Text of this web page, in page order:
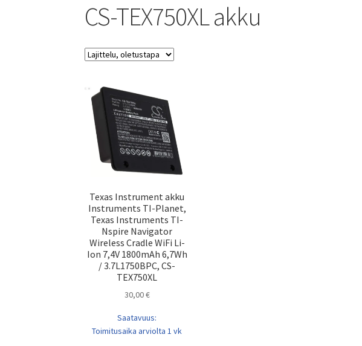
CS-TEX750XL akku
Texas Instrument akku
Instruments TI-Planet,
Texas Instruments TI-
Nspire Navigator
Wireless Cradle WiFi Li-
Ion 7,4V 1800mAh 6,7Wh
/ 3.7L1750BPC, CS-
TEX750XL
30,00€
Saatavuus:
Toimitusaika arviolta 1 vk